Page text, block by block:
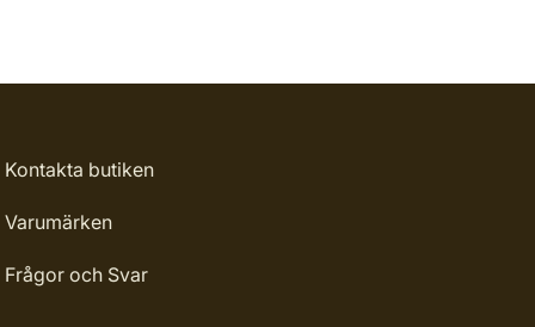
Kontakta butiken
Varumärken
Frågor och Svar